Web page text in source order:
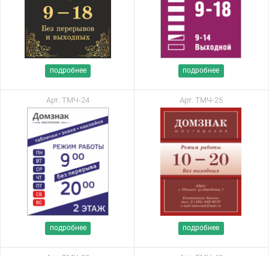
подробнее подробнее
Арт. ТМЧ-24
подробнее
Арт. ТМЧ-25
подробнее